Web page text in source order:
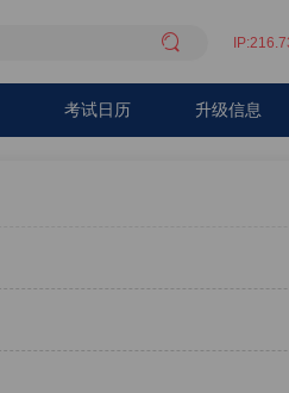

考试日历 升级信息